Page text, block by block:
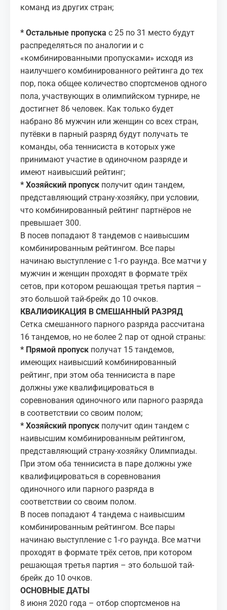
команд из других стран;
* Остальные пропуска с 25 по 31 место будут
распределяться по аналогии и с
«комбинированными пропусками» исходя из
наилучшего комбинированного рейтинга до тех
пор, пока общее количество спортсменов одного
пола, участвующих в олимпийском турнире, не
достигнет 86 человек. Как только будет
набрано 86 мужчин или женщин со всех стран,
путёвки в парный разряд будут получать те
команды, оба теннисиста в которых уже
принимают участие в одиночном разряде и
имеют наивысший рейтинг;
* Хозяйский пропуск получит один тандем,
представляющий страну-хозяйку, при условии,
что комбинированный рейтинг партнёров не
превышает 300.
В посев попадают 8 тандемов с наивысшим
комбинированным рейтингом. Все пары
начинаю выступление с 1-го раунда. Все матчи у
мужчин и женщин проходят в формате трёх
сетов, при котором решающая третья партия –
это большой тай-брейк до 10 очков.
КВАЛИФИКАЦИЯ В СМЕШАННЫЙ РАЗРЯД
Сетка смешанного парного разряда рассчитана
16 тандемов, но не более 2 пар от одной страны:
* Прямой пропуск получат 15 тандемов,
имеющих наивысший комбинированный
рейтинг, при этом оба теннисиста в паре
должны уже квалифицироваться в
соревнования одиночного или парного разряда
в соответствии со своим полом;
* Хозяйский пропуск получит один тандем с
наивысшим комбинированным рейтингом,
представляющий страну-хозяйку Олимпиады.
При этом оба теннисиста в паре должны уже
квалифицироваться в соревнования
одиночного или парного разряда в
соответствии со своим полом.
В посев попадают 4 тандема с наивысшим
комбинированным рейтингом. Все пары
начинаю выступление с 1-го раунда. Все матчи
проходят в формате трёх сетов, при котором
решающая третья партия – это большой тай-
брейк до 10 очков.
ОСНОВНЫЕ ДАТЫ
8 июня 2020 года – отбор спортсменов на